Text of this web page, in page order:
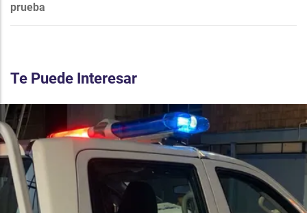
prueba
Te Puede Interesar